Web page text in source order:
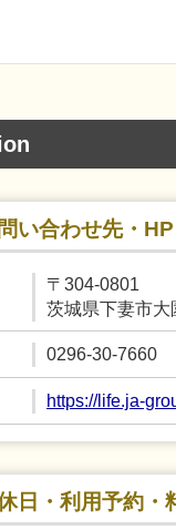
い合わせ先・HP
〒304-0801
茨城県下妻市大
0296-30-7660
https://life.ja-
日・利用予約・